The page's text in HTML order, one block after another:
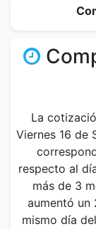
La
Viernes 16 de
respecto al
más de 3
aumentó un
mismo día